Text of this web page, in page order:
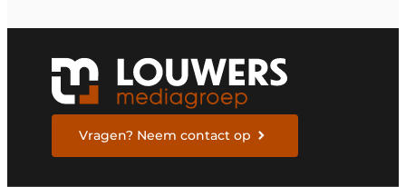
Vragen? Neem contact op